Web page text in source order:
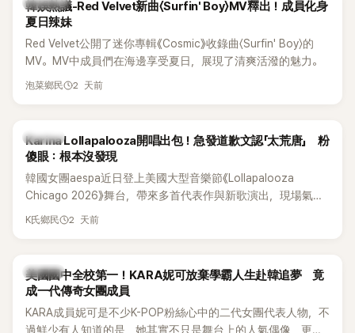
熱議討論
韓娛熱議-Red Velvet新曲〈Surfin' Boy〉MV釋出！成員化身
夏日辣妹
Red Velvet公開了迷你專輯《Cosmic》收錄曲〈Surfin' Boy〉的
MV。MV中成員們在海邊享受夏日，展現了清爽活潑的魅力。
泡菜鄉民 2 天前
K-POP
Karina Lollapalooza開唱出包！急發道歉文認「太荒唐」 粉
傻眼：根本沒發現
韓國女團aespa近日登上美國大型音樂節《Lollapalooza
Chicago 2026》舞台，帶來多首代表作與新歌演出，現場氣氛
嗨翻。不過，成員Karina卻在演出後主動坦承，自己因為太緊
K氏鄉民 2 天前
K-POP
美國國中全校第一！KARA妮可放棄學霸人生赴韓追夢 竟
成一代傳奇女團成員
KARA成員妮可是不少K-POP粉絲心中的二代女團代表人物，不
過鮮少有人知道的是，她其實不只是舞台上的人氣偶像，更是